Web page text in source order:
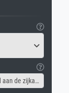
Canvas lijst - Afbeelding gespiegeld aan de zijkant